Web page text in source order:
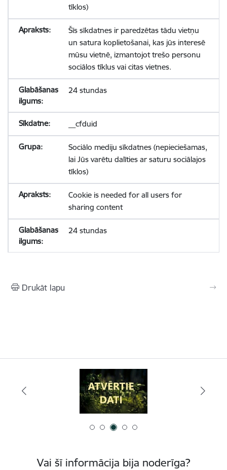
tīklos)
Šīs sīkdatnes ir paredzētas tādu vietņu
un satura koplietošanai, kas jūs interesē
mūsu vietnē, izmantojot trešo personu
sociālos tīklus vai citas vietnes.
24 stundas
__cfduid
Sociālo mediju sīkdatnes (nepieciešamas,
lai Jūs varētu dalīties ar saturu sociālajos
tīklos)
Cookie is needed for all users for
sharing content
24 stundas
Drukāt lapu
Vai šī informācija bija noderīga?